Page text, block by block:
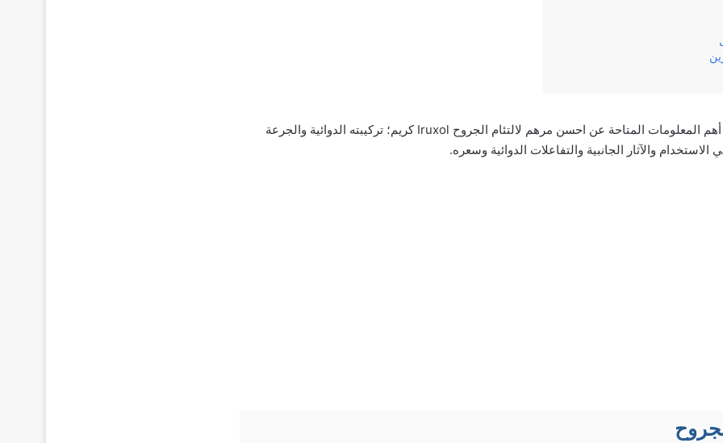
وفي‌ ‌مقالنا‌ ‌هذا‌ ‌سنناقش‌ ‌أهم‌ ‌المعلومات‌ ‌المتاحة‌ ‌عن‌ احسن مرهم لالتئام الجروح Iruxol كريم؛ ‌تركيبته‌ ‌الدوائية‌ ‌والجرعة‌
‌والآثار‌ ‌الجانبية‌ ‌والتفاعلات الدوائية وسعره‌.‌